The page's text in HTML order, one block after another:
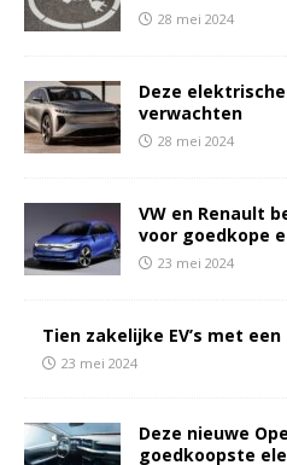
28 mei 2024
Deze
verwachten
28 mei 2024
VW en Renault
voor goedkope
23 mei 2024
Tien zakelijke EV’s met
23 mei 2024
Deze nieuwe
goedkoopste